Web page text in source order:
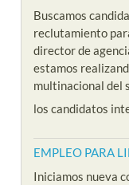
Buscamos
reclutamiento
director de
estamos
multinacional del
los candidatos
EMPLEO PARA
Iniciamos nueva